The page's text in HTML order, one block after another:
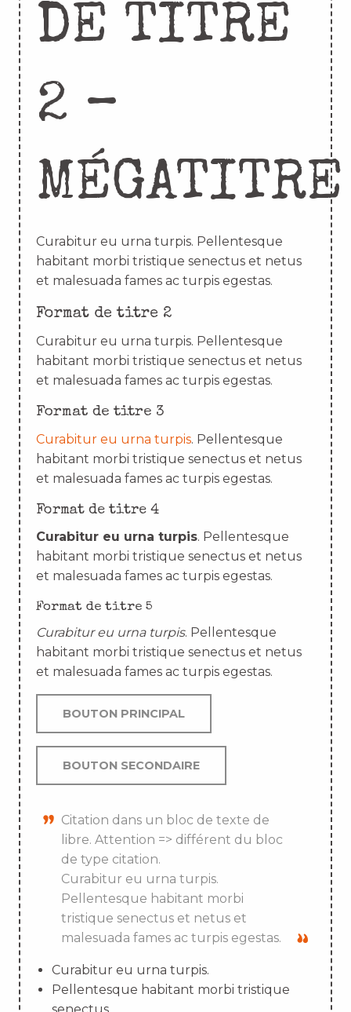
DE TITRE
2 –
MÉGATITRE
Curabitur eu urna turpis. Pellentesque
habitant morbi tristique senectus et netus
et malesuada fames ac turpis egestas.
Format de titre 2
Curabitur eu urna turpis. Pellentesque
habitant morbi tristique senectus et netus
et malesuada fames ac turpis egestas.
Format de titre 3
Curabitur eu urna turpis. Pellentesque
habitant morbi tristique senectus et netus
et malesuada fames ac turpis egestas.
Format de titre 4
Curabitur eu urna turpis. Pellentesque
habitant morbi tristique senectus et netus
et malesuada fames ac turpis egestas.
Format de titre 5
Curabitur eu urna turpis. Pellentesque
habitant morbi tristique senectus et netus
et malesuada fames ac turpis egestas.
BOUTON PRINCIPAL
BOUTON SECONDAIRE
Citation dans un bloc de texte de
libre. Attention => différent du bloc
de type citation.
Curabitur eu urna turpis.
Pellentesque habitant morbi
tristique senectus et netus et
malesuada fames ac turpis egestas.
Curabitur eu urna turpis.
Pellentesque habitant morbi tristique